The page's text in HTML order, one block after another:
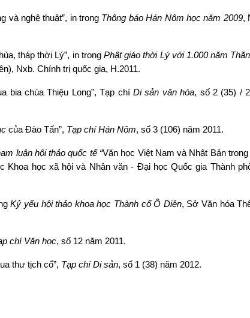
và nghệ thuật”, in trong Thông báo Hán Nôm học năm 2009,
tháp thời Lý”, in trong Phật giáo thời Lý với 1.000 năm
Nxb. Chính trị quốc gia, H.2011.
bia chùa Thiệu Long”, Tạp chí Di sản văn hóa, số 2 (35) /
của Đào Tấn”, Tạp chí Hán Nôm, số 3 (106) năm 2011.
luận hội thảo quốc tế “Văn học Việt Nam và Nhật Bản
học xã hội và Nhân văn - Đại học Quốc gia Thành
Kỷ yếu hội thảo khoa học Thành cổ Ô Diên, Sở Văn hóa
chí Văn học, số 12 năm 2011.
thư tịch cổ”, Tạp chí Di sản, số 1 (38) năm 2012.